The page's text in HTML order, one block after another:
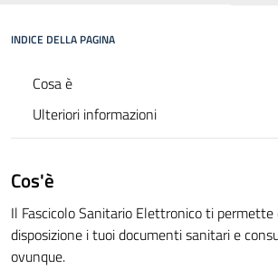
INDICE DELLA PAGINA
Cosa è
Ulteriori informazioni
Cos'è
Il Fascicolo Sanitario Elettronico ti permette
disposizione i tuoi documenti sanitari e
ovunque.